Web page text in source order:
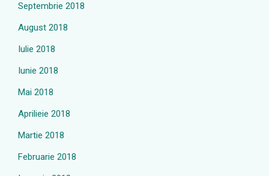
Septembrie 2018
August 2018
Iulie 2018
Iunie 2018
Mai 2018
Aprilieie 2018
Martie 2018
Februarie 2018